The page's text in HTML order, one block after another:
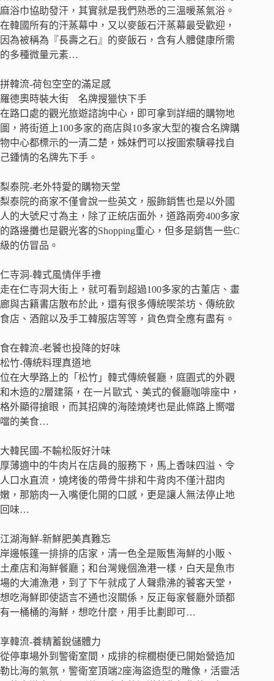
麻浴巾協助發汗，其實就是我們熟悉的三溫暖蒸氣浴。
在韓國所有的汗蒸幕中，又以麥飯石汗蒸幕最受歡迎，
因為被稱為『長壽之石』的麥飯石，含有人體健康所需
的多種微量元素…
拼韓流-荷包空空的滿足感
羅德奧時裝大街 名牌搜獵快下手
在路口處的觀光旅遊諮詢中心，即可拿到詳細的購物地
圖，將街道上100多家的商店與10多家大型的複合名牌購
物中心都標示的一清二楚，姊妹們可以按圖索驥尋找自
己鍾情的名牌先下手。
梨泰院-老外特愛的購物天堂
梨泰院的商家不僅會說一些英文，服飾銷售也是以外國
人的大號尺寸為主，除了正統店面外，道路兩旁400多家
的路邊攤也是觀光客的Shopping重心，但多是銷售一些C
級的仿冒品。
仁寺洞-韓式風情伴手禮
走在仁寺洞大街上，就可看到超過100多家的古董店、畫
廊與古籍書店散布於此，還有很多傳統喫茶坊、傳統飲
食店、酒館以及手工韓服店等等，貨色齊全應有盡有。
食在韓流-老饕也投降的好味
松竹-傳統料理真道地
位在大學路上的「松竹」韓式傳統餐廳，庭園式的外觀
和木造的2層建築，在一片歐式、美式的餐廳咖啡座中，
格外顯得搶眼，而其招牌的海陸燒烤也是此條路上嚮噹
噹的美食…
大韓民國-不輸松阪好汁味
厚薄適中的牛肉片在店員的服務下，馬上香味四溢、令
人口水直流，燒烤後的帶骨牛排和牛背肉不僅汁甜肉
嫩，那筋肉一入嘴便化開的口感，更是讓人無法停止地
回味…
江湖海鮮-新鮮肥美真難忘
岸邊帳篷一排排的店家，清一色全是販售海鮮的小販、
土產店和海鮮餐廳；和台灣幾個漁港一樣，白天是魚市
場的大浦漁港，到了下午就成了人聲鼎沸的饕客天堂，
想吃海鮮即使語言不通也沒關係，反正每家餐廳外頭都
有一桶桶的海鮮，想吃什麼，用手比劃即可…
享韓流-養精蓄銳儲體力
從停車場外到警衛室間，成排的棕櫚樹便已開始營造加
勒比海的氣氛，警衛室頂端2座海盜造型的雕像，活靈活